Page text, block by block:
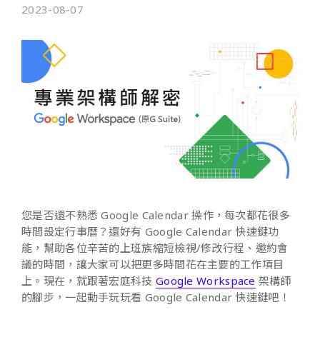
2023-08-07
您是否還不熟悉 Google Calendar 操作，每次都花很多
時間設定行事曆？還好有 Google Calendar 快速鍵功
能，幫助各位辛苦的上班族縮短檢視/修改行程、邀約會
議的時間，讓大家可以把更多時間花在主要的工作項目
上。現在，就跟著宏庭科技 Google Workspace 架構師
的腳步，一起動手玩玩看 Google Calendar 快速鍵吧！